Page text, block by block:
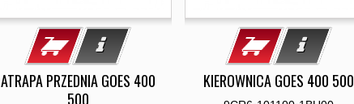
ATRAPA PRZEDNIA GOES 400
500
KIEROWNICA GOES 400 500